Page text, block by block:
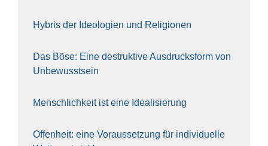
Hybris der Ideo­lo­gien und Reli­gio­nen
Das Böse: Eine destruk­ti­ve Aus­drucks­form von
Unbe­wusst­sein
Mensch­lich­keit ist eine Idea­li­sie­rung
Offen­heit: eine Vor­aus­set­zung für indi­vi­du­el­le